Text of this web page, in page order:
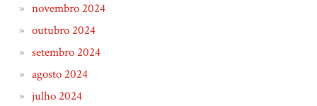
novembro 2024
outubro 2024
setembro 2024
agosto 2024
julho 2024